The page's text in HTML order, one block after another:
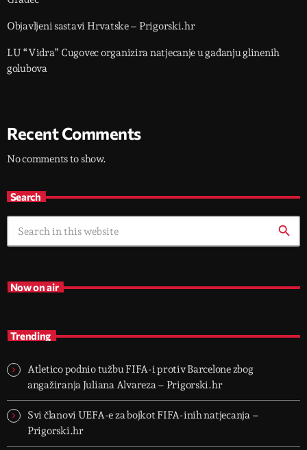
Objavljeni sastavi Hrvatske – Prigorski.hr
LU “Vidra” Cugovec organizira natjecanje u gađanju glinenih
golubova
Recent Comments
No comments to show.
Search
search
Now on air
Trending
Atletico podnio tužbu FIFA-i protiv Barcelone zbog
angažiranja Juliana Alvareza – Prigorski.hr
Svi članovi UEFA-e za bojkot FIFA-inih natjecanja –
Prigorski.hr